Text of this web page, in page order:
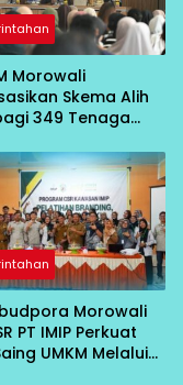
Morowali
Skema Alih
349 Tenaga
Morowali
PT IMIP Perkuat
UMKM Melalui